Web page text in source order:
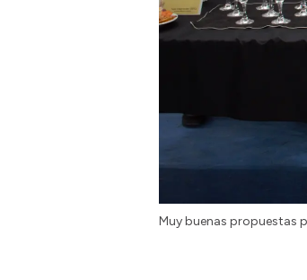
Muy buenas propuestas